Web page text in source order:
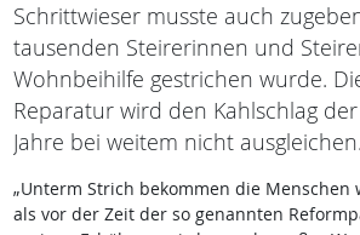
Schrittwieser musste auch
tausenden Steirerinnen und
Wohnbeihilfe gestrichen wurde.
Reparatur wird den Kahlschlag
Jahre bei weitem nicht ausgleichen.
„Unterm Strich bekommen die Menschen
als vor der Zeit der so genannten